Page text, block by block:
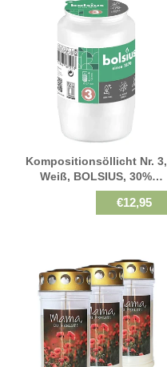
Kompositionsöllicht Nr. 3,
Weiß, BOLSIUS, 30%
Ölgehalt, 94/57 Mm,
Brenndauer Ca. 45h, Karton
€12,95